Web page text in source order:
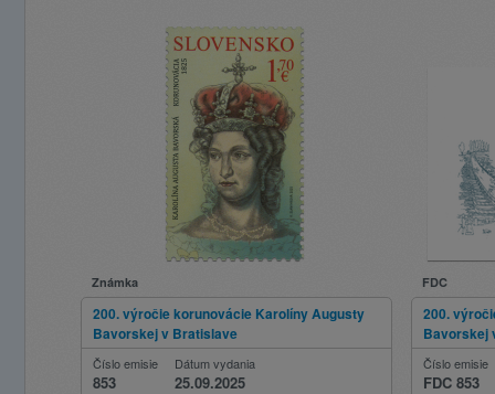
Známka
200. výročie korunovácie Karolíny Augusty
Bavorskej v Bratislave
Číslo emisie
853
Dátum vydania
25.09.2025
FDC
200.
Bavorskej
Číslo emisie
FDC 853